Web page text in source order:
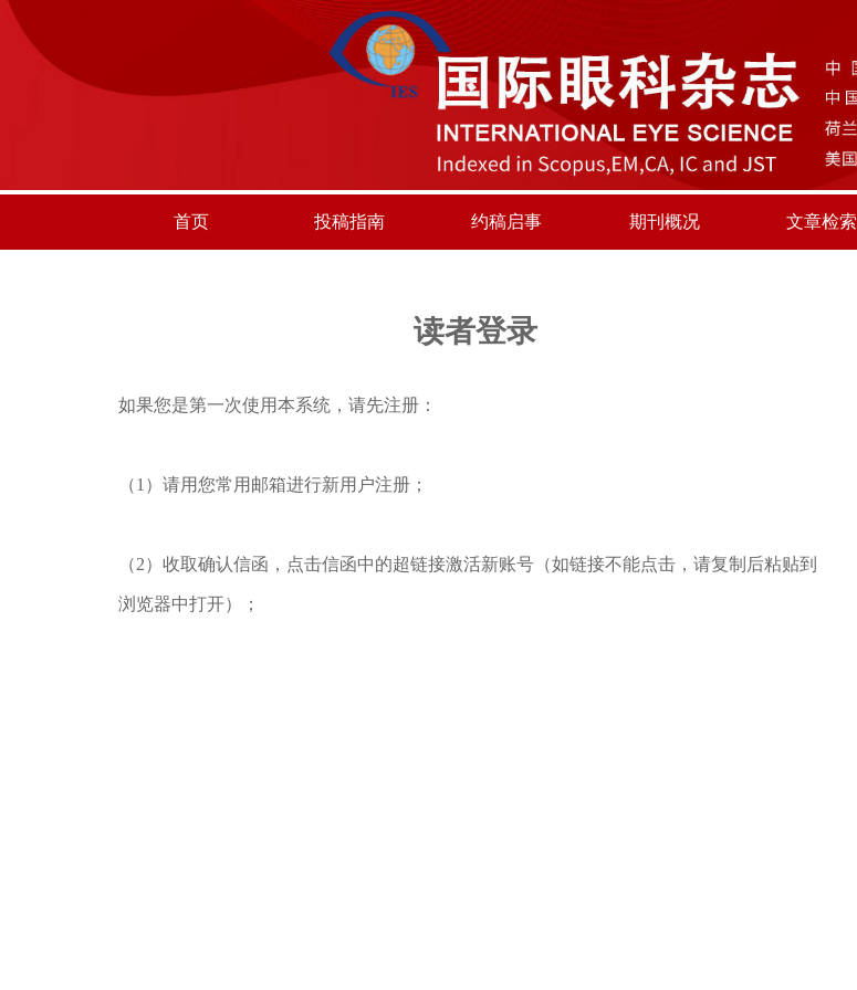
首页 投稿指南 约稿启事 期刊概况 文章检索
读者登录
如果您是第一次使用本系统，请先注册：
（1）请用您常用邮箱进行新用户注册；
（2）收取确认信函，点击信函中的超链接激活新账号（如链接不能点击，请复制后粘贴到
浏览器中打开）；